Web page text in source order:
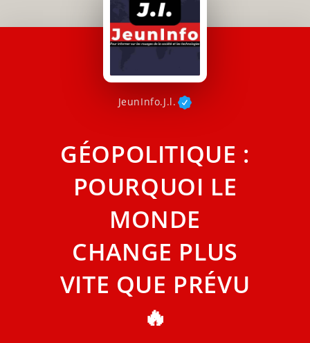
JeunInfo.J.l.
GÉOPOLITIQUE :
POURQUOI LE
MONDE
CHANGE PLUS
VITE QUE PRÉVU
🔥